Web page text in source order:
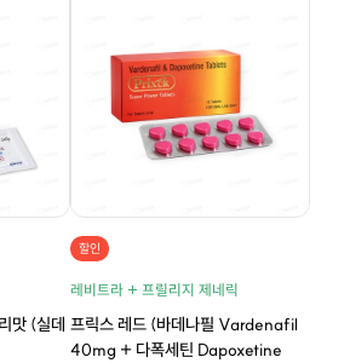
맛 (실데
할인
레비트라 + 프릴리지 제네릭
프릭스 레드 (바데나필 Vardenafil
40mg + 다폭세틴 Dapoxetine